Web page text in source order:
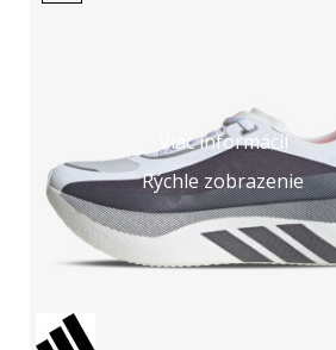
Viac informácií
Rýchle zobrazenie